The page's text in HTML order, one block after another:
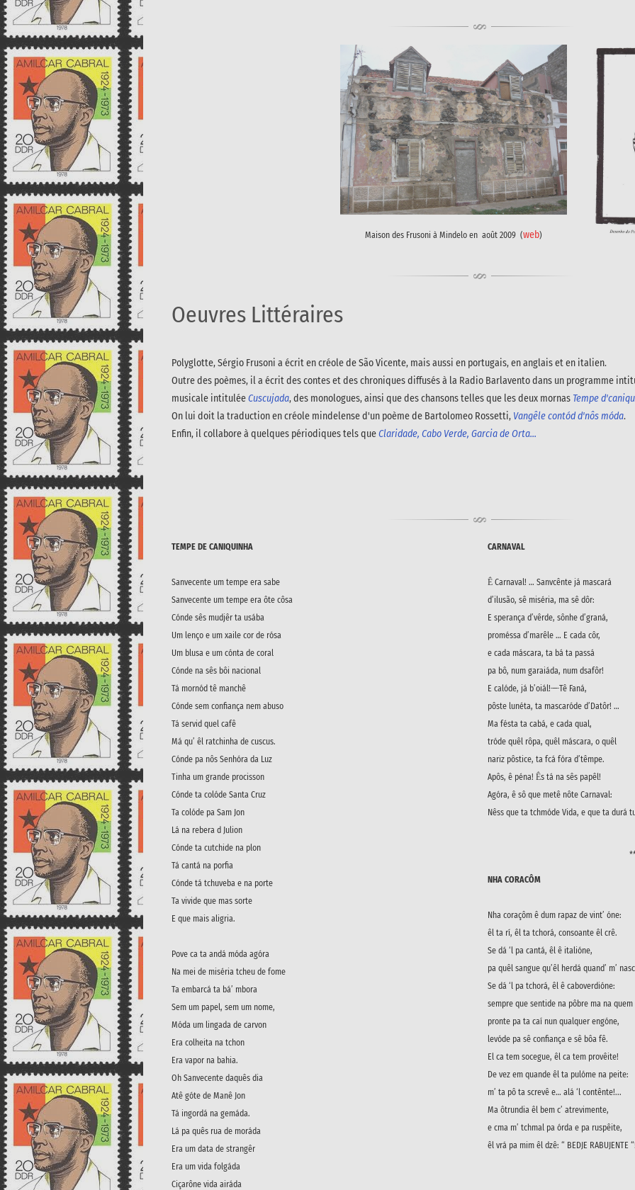
Maison des Frusoni à Mindelo en août 2009 (web)
Oeuvres Littéraires
Polyglotte, Sérgio Frusoni a écrit en créole de São Vicente, mais aussi en portugais, en anglais et en italien.
Outre des poèmes, il a écrit des contes et des chroniques diffusés à la Radio Barlavento dans un programme
musicale intituléeCuscujada, des monologues, ainsi que des chansons telles que les deux mornas Tempe
On lui doit la traduction en créole mindelense d'un poème de Bartolomeo Rossetti, Vangêle contód d'nôs móda.
Enfin, il collabore à quelques périodiques tels queClaridade, Cabo Verde, Garcia de Orta...
TEMPE DE CANIQUINHA
Sanvecente um tempe era sabe
Sanvecente um tempe era ôte côsa
Cónde sês mudjêr ta usába
Um lenço e um xaile cor de rósa
Um blusa e um cónta de coral
Cónde na sês bôi nacional
Tá mornód tê manchê
Cónde sem confiança nem abuso
Tá servid quel cafê
Má qu’ êl ratchinha de cuscus.
Cónde pa nôs Senhóra da Luz
Tinha um grande procisson
Cónde ta colóde Santa Cruz
Ta colóde pa Sam Jon
Lá na rebera d Julion
Cónde ta cutchide na plon
Tá cantá na porfia
Cónde tá tchuveba e na porte
Ta vivide que mas sorte
E que mais aligria.
Pove ca ta andá móda agóra
Na mei de miséria tcheu de fome
Ta embarcá ta bá’ mbora
Sem um papel, sem um nome,
Móda um lingada de carvon
Era colheita na tchon
Era vapor na bahia.
Oh Sanvecente daquês dia
Atê góte de Manê Jon
Tá ingordá na gemáda.
Lá pa quês rua de moráda
Era um data de strangêr
Era um vida folgáda
Ciçarône vida airáda
CARNAVAL
Ḗ Carnaval! … Sanvcênte já mascará
d’ilusão, sê miséria, ma sê dôr:
E sperança d’vêrde, sônhe d’graná,
proméssa d’marêle … E cada côr,
e cada máscara, ta bá ta passá
pa bô, num garaiáda, num dsafôr!
E calóde, já b’oiál! ̶ ̶ ̶ Tê Faná,
pôste lunéta, ta mascaróde d’Datôr! …
Ma fésta ta cabá, e cada qual,
tróde quêl rôpa, quêl máscara, o quêl
nariz pôstice, ta fcá fóra d’têmpe.
Apôs, ê péna! Ḗs tá na sês papêl!
Agóra, ê sô que metê nôte Carnaval:
Nêss que ta tchmóde Vida, e que ta durá
NHA CORACÔM
Nha coraçôm ê dum rapaz de vint’ óne:
êl ta rí, êl ta tchorá, consoante êl crê.
Se dá ‘l pa cantá, êl ê italióne,
pa quêl sangue qu’êl herdá quand’ m’
Se dá ‘l pa tchorá, êl ê caboverdióne:
sempre que sentide na pôbre ma na quem
pronte pa ta caí nun qualquer engóne,
levóde pa sê confiança e sê bôa fê.
El ca tem socegue, êl ca tem provêite!
De vez em quande êl ta pulóme na peite:
m’ ta pô ta screvê e… alá ‘l contênte!...
Ma ôtrundia êl bem c’ atrevimente,
e cma m’ tchmal pa órda e pa ruspêite,
êl vrá pa mim êl dzê: “ BEDJE RABUJENTE